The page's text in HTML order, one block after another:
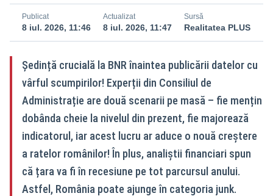
Publicat
8 iul. 2026, 11:46
Actualizat
8 iul. 2026, 11:47
Sursă
Realitatea PLUS
Ședință crucială la BNR înaintea publicării datelor cu
vârful scumpirilor! Experții din Consiliul de
Administrație are două scenarii pe masă – fie mențin
dobânda cheie la nivelul din prezent, fie majorează
indicatorul, iar acest lucru ar aduce o nouă creștere
a ratelor românilor! În plus, analiștii financiari spun
că țara va fi în recesiune pe tot parcursul anului.
Astfel, România poate ajunge în categoria junk.